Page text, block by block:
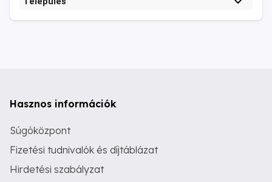
Hasznos információk
Súgóközpont
Fizetési tudnivalók és díjtáblázat
Hirdetési szabályzat